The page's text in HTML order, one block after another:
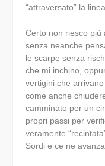
“attraversato” la
Certo non riesco più
senza neanche
le scarpe senza
che mi inchino,
vertigini che
come anche
camminato per un
propri passi per
veramente
Sordi e ce ne avanza.